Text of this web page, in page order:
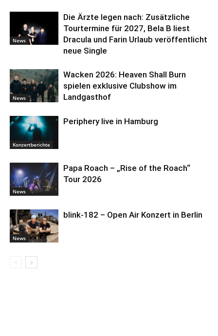
News
Die Ärzte legen nach: Zusätzliche
Tourtermine für 2027, Bela B liest
Dracula und Farin Urlaub veröffentlicht
neue Single
News
Wacken 2026: Heaven Shall Burn
spielen exklusive Clubshow im
Landgasthof
Konzertberichte
Periphery live in Hamburg
News
Papa Roach – „Rise of the Roach“
Tour 2026
News
blink-182 – Open Air Konzert in Berlin